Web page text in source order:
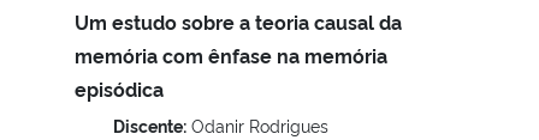
Um estudo sobre a teoria causal da
memória com ênfase na memória
episódica
Discente: Odanir Rodrigues